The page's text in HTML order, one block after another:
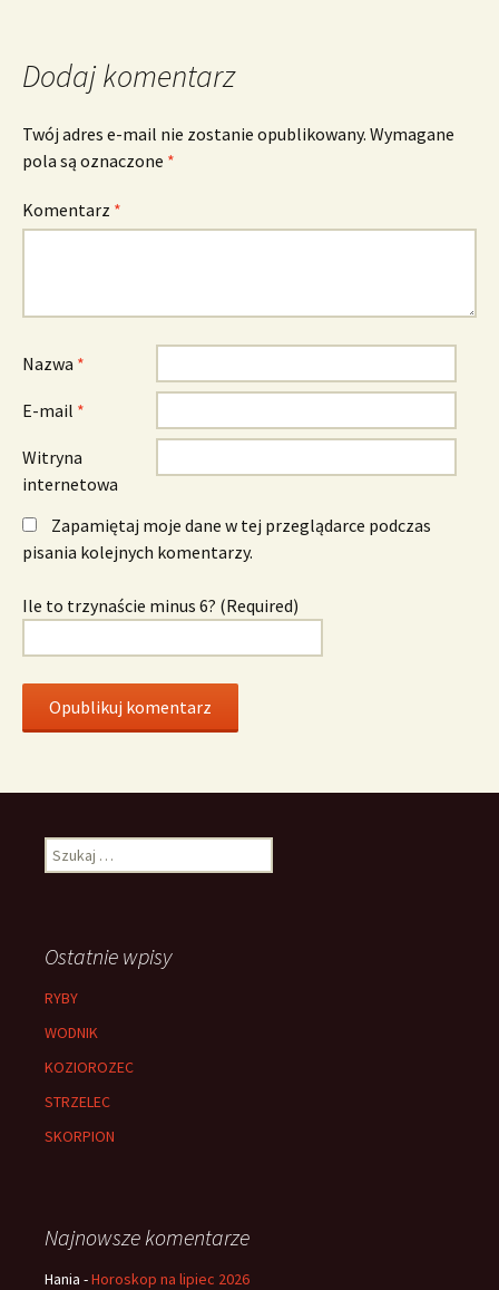
Dodaj komentarz
Twój adres e-mail nie zostanie opublikowany. Wymagane
pola są oznaczone *
Komentarz *
Nazwa *
E-mail *
Witryna
internetowa
Zapamiętaj moje dane w tej przeglądarce podczas
pisania kolejnych komentarzy.
Ile to trzynaście minus 6? (Required)
Szukaj:
Ostatnie wpisy
RYBY
WODNIK
KOZIOROZEC
STRZELEC
SKORPION
Najnowsze komentarze
Hania -Horoskop na lipiec 2026